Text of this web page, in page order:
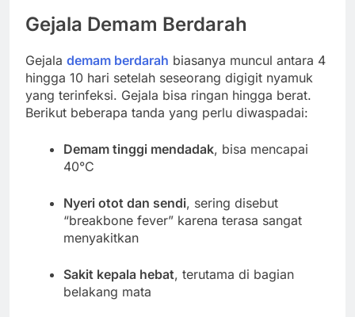
Gejala Demam Berdarah
Gejala demam berdarah biasanya muncul antara 4
hingga 10 hari setelah seseorang digigit nyamuk
yang terinfeksi. Gejala bisa ringan hingga berat.
Berikut beberapa tanda yang perlu diwaspadai:
Demam tinggi mendadak, bisa mencapai
40°C
Nyeri otot dan sendi, sering disebut
“breakbone fever” karena terasa sangat
menyakitkan
Sakit kepala hebat, terutama di bagian
belakang mata